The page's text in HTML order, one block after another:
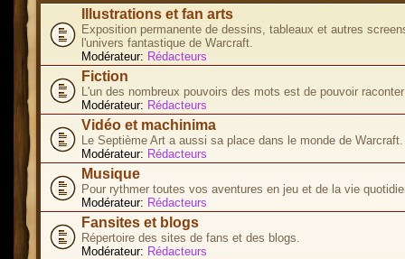
Illustrations et fan arts
Exposition permanente de dessins, tableaux et autres
l'univers fantastique de Warcraft.
Modérateur: Rédacteurs
Fiction
L'un des nombreux pouvoirs des mots est de pouvoir
Modérateur: Rédacteurs
Vidéo et machinima
Le Septième Art a aussi sa place dans le monde de Warcraft.
Modérateur: Rédacteurs
Musique
Pour rythmer toutes vos aventures en jeu et de la vie
Modérateur: Rédacteurs
Fansites et blogs
Répertoire des sites de fans et des blogs.
Modérateur: Rédacteurs